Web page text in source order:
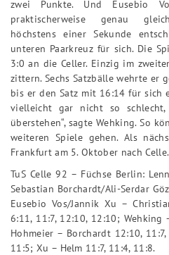
zwei Punkte. Und Eusebio
praktischerweise genau
höchstens einer Sekunde
unteren Paarkreuz für sich. Die
3:0 an die Celler. Einzig im
zittern. Sechs Satzbälle wehrte er
bis er den Satz mit 16:14 für sich
vielleicht gar nicht so
überstehen“, sagte Wehking. So
weiteren Spiele gehen. Als
Frankfurt am 5. Oktober nach Celle.
TuS Celle 92 – Füchse Berlin:
Sebastian Borchardt/Ali-Serdar
Eusebio Vos/Jannik Xu –
6:11, 11:7, 12:10, 12:10; Wehking
Hohmeier – Borchardt 12:10,
11:5; Xu – Helm 11:7, 11:4, 11:8.